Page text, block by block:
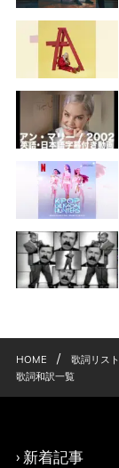
HOME / 歌詞リスト
歌詞和訳一覧
新着記事